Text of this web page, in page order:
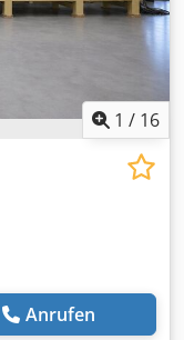
1 / 16
Anrufen